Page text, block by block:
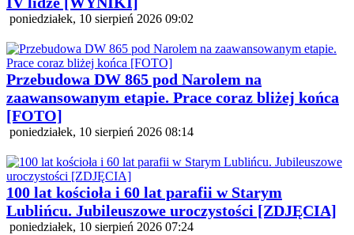
poniedziałek, 10 sierpień 2026 09:02
Przebudowa DW 865 pod Narolem na
zaawansowanym etapie. Prace coraz bliżej końca
[FOTO]
poniedziałek, 10 sierpień 2026 08:14
100 lat kościoła i 60 lat parafii w Starym
Lublińcu. Jubileuszowe uroczystości [ZDJĘCIA]
poniedziałek, 10 sierpień 2026 07:24